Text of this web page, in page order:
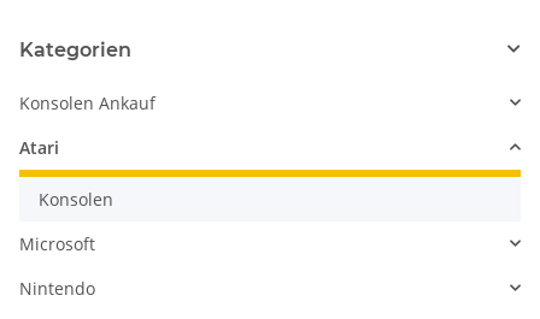
Kategorien
Konsolen Ankauf
Atari
Konsolen
Microsoft
Nintendo